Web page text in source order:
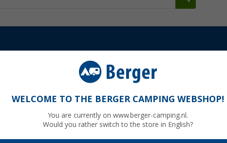
Toiletventilatie & accessoires SOG dakdoorvoer compleet zwart
WELCOME TO THE BERGER CAMPING WEBSHOP!
You are currently on www.berger-camping.nl.
Would you rather switch to the store in English?